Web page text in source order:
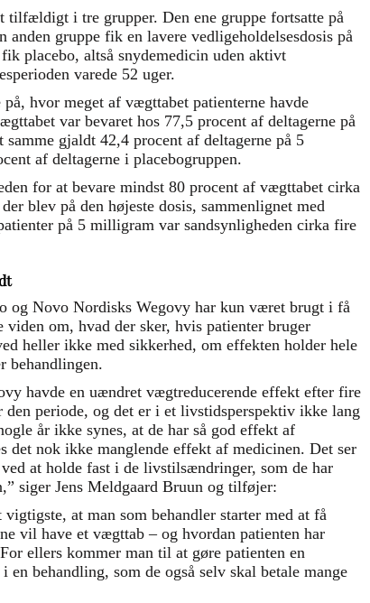
tilfældigt i tre grupper. Den ene gruppe fortsatte på
anden gruppe fik en lavere vedligeholdelsesdosis på
placebo, altså snydemedicin uden aktivt
varede 52 uger.
hvor meget af vægttabet patienterne havde
var bevaret hos 77,5 procent af deltagerne på
gjaldt 42,4 procent af deltagerne på 5
af deltagerne i placebogruppen.
for at bevare mindst 80 procent af vægttabet cirka
blev på den højeste dosis, sammenlignet med
på 5 milligram var sandsynligheden cirka fire
og Novo Nordisks Wegovy har kun været brugt i få
om, hvad der sker, hvis patienter bruger
heller ikke med sikkerhed, om effekten holder hele
behandlingen.
havde en uændret vægtreducerende effekt efter fire
periode, og det er i et livstidsperspektiv ikke lang
år ikke synes, at de har så god effekt af
det nok ikke manglende effekt af medicinen. Det ser
at holde fast i de livstilsændringer, som de har
siger Jens Meldgaard Bruun og tilføjer:
at man som behandler starter med at få
vil have et vægttab – og hvordan patienten har
ellers kommer man til at gøre patienten en
en behandling, som de også selv skal betale mange